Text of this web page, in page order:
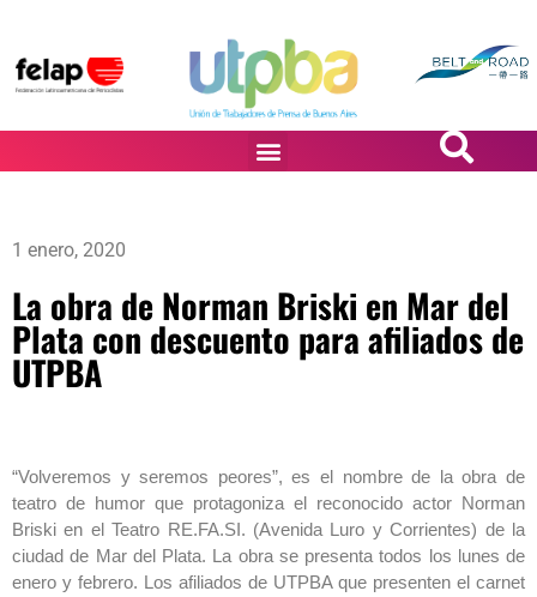
1 enero, 2020
La obra de Norman Briski en Mar del
Plata con descuento para afiliados de
UTPBA
“Volveremos y seremos peores”, es el nombre de la obra de
teatro de humor que protagoniza el reconocido actor Norman
Briski en el Teatro RE.FA.SI. (Avenida Luro y Corrientes) de la
ciudad de Mar del Plata. La obra se presenta todos los lunes de
enero y febrero. Los afiliados de UTPBA que presenten el carnet